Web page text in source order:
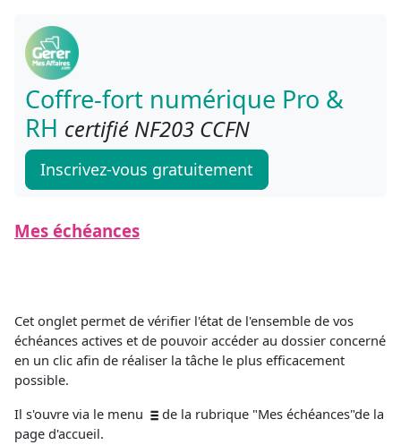
Coffre-fort numérique Pro &
RH certifié NF203 CCFN
Inscrivez-vous gratuitement
Mes échéances
Cet onglet permet de vérifier l'état de l'ensemble de vos
échéances actives et de pouvoir accéder au dossier concerné
en un clic afin de réaliser la tâche le plus efficacement
possible.
Il s'ouvre via le menu
de la rubrique "Mes échéances"de la
page d'accueil.